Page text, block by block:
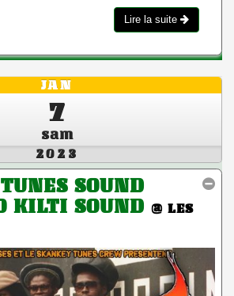
Lire la suite
JAN
7
sam
2023
SOUND
KILTI SOUND @ LES